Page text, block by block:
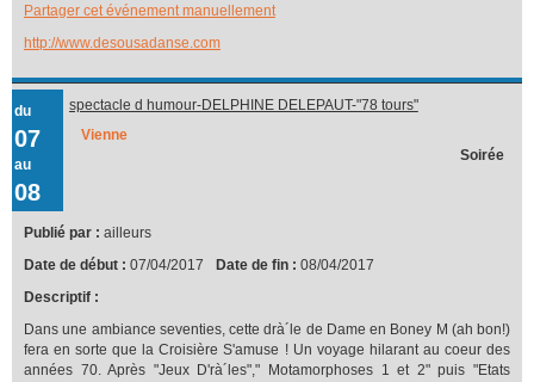
Partager cet événement manuellement
http://www.desousadanse.com
du
07
au
08
spectacle d humour-DELPHINE DELEPAUT-"78 tours"
Vienne
Soirée
Publié par : ailleurs
Date de début : 07/04/2017 Date de fin : 08/04/2017
Descriptif :
Dans une ambiance seventies, cette drà´le de Dame en Boney M (ah bon!)
fera en sorte que la Croisière S'amuse ! Un voyage hilarant au coeur des
années 70. Après "Jeux D'rà´les"," Motamorphoses 1 et 2" puis "Etats